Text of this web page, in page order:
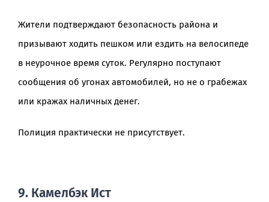
Жители подтверждают безопасность района и
призывают ходить пешком или ездить на велосипеде
в неурочное время суток. Регулярно поступают
сообщения об угонах автомобилей, но не о грабежах
или кражах наличных денег.
Полиция практически не присутствует.
9. Камелбэк Ист